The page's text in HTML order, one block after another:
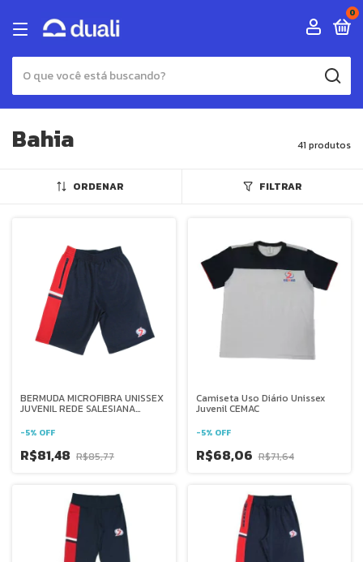
0
Bahia 41 produtos
ORDENAR FILTRAR
BERMUDA MICROFIBRA UNISSEX
JUVENIL REDE SALESIANA
-5% OFF
R$81,48 R$85,77
Camiseta Uso Diário Unissex
Juvenil CEMAC
-5% OFF
R$68,06 R$71,64